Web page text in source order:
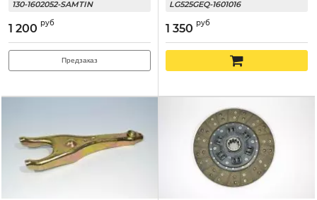
130-1602052-SAMTIN
1 200 руб
Предзаказ
LG525GEQ-1601016
1 350 руб